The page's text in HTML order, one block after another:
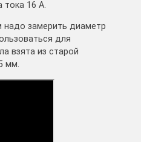
тока 16 А.
надо замерить диаметр
для
взята из старой
мм.